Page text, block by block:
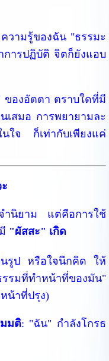
วามรู้ของฉัน "ธรรมะ
การปฏิบัติ จิตก็ยังแอบ
ของอัตตา ตราบใดที่มี
เสมอ การพยายามละ
ใจ ก็เท่ากับเพียงแค่
ำนิยาม แต่คือการใช้
"ผัสสะ" เกิด
รูป หรือใจนึกคิด ให้
รมที่ทำหน้าที่ของมัน"
น้าที่ปรุง)
มติ: "ฉัน" กำลังโกรธ